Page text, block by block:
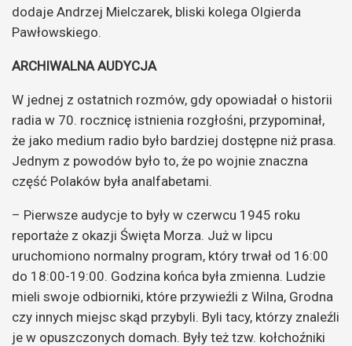
dodaje Andrzej Mielczarek, bliski kolega Olgierda
Pawłowskiego.
ARCHIWALNA AUDYCJA
W jednej z ostatnich rozmów, gdy opowiadał o historii
radia w 70. rocznicę istnienia rozgłośni, przypominał,
że jako medium radio było bardziej dostępne niż prasa.
Jednym z powodów było to, że po wojnie znaczna
część Polaków była analfabetami.
– Pierwsze audycje to były w czerwcu 1945 roku
reportaże z okazji Święta Morza. Już w lipcu
uruchomiono normalny program, który trwał od 16:00
do 18:00-19:00. Godzina końca była zmienna. Ludzie
mieli swoje odbiorniki, które przywieźli z Wilna, Grodna
czy innych miejsc skąd przybyli. Byli tacy, którzy znaleźli
je w opuszczonych domach. Były też tzw. kołchoźniki